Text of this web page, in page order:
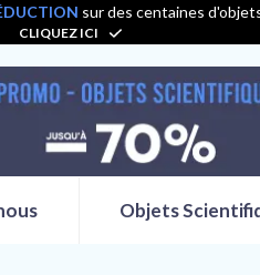
sur des centaines
CLIQUEZ ICI
Objets